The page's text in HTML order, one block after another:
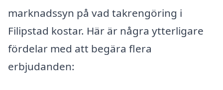
marknadssyn på vad takrengöring i
Filipstad kostar. Här är några ytterligare
fördelar med att begära flera
erbjudanden: